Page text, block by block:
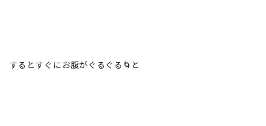
するとすぐにお腹がぐるぐる🌀と